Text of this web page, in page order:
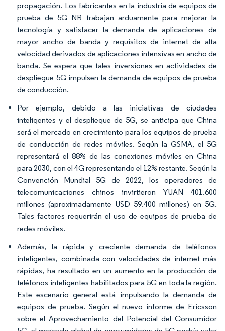
propagación. Los fabricantes en la industria de equipos de
prueba de 5G NR trabajan arduamente para mejorar la
tecnología y satisfacer la demanda de aplicaciones de
mayor ancho de banda y requisitos de internet de alta
velocidad derivados de aplicaciones intensivas en ancho de
banda. Se espera que tales inversiones en actividades de
despliegue 5G impulsen la demanda de equipos de prueba
de conducción.
Por ejemplo, debido a las iniciativas de ciudades
inteligentes y el despliegue de 5G, se anticipa que China
será el mercado en crecimiento para los equipos de prueba
de conducción de redes móviles. Según la GSMA, el 5G
representará el 88% de las conexiones móviles en China
para 2030, con el 4G representando el 12% restante. Según la
Convención Mundial 5G de 2022, los operadores de
telecomunicaciones chinos invirtieron YUAN 401.600
millones (aproximadamente USD 59.400 millones) en 5G.
Tales factores requerirán el uso de equipos de prueba de
redes móviles.
Además, la rápida y creciente demanda de teléfonos
inteligentes, combinada con velocidades de internet más
rápidas, ha resultado en un aumento en la producción de
teléfonos inteligentes habilitados para 5G en toda la región.
Este escenario general está impulsando la demanda de
equipos de prueba. Según el nuevo informe de Ericsson
sobre el Aprovechamiento del Potencial del Consumidor